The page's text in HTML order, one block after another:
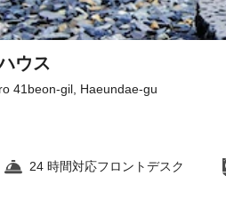
ウス
41beon-gil, Haeundae-gu
24 時間対応フロントデスク